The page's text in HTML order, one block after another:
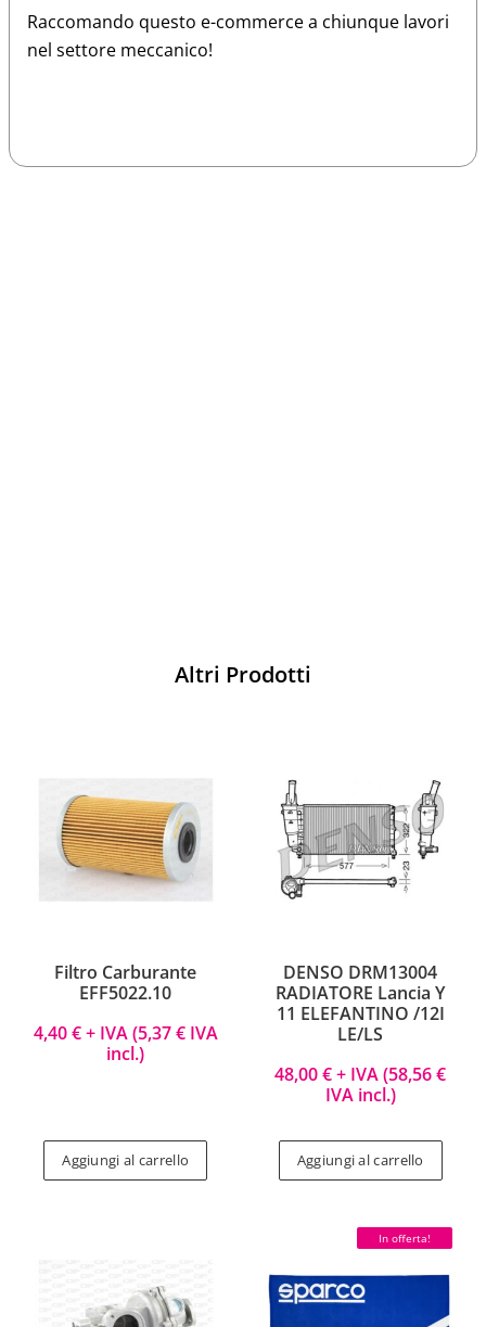
Raccomando questo e-commerce a chiunque lavori
nel settore meccanico!
Altri Prodotti
Filtro Carburante
EFF5022.10
4,40€+ IVA (5,37€IVA
incl.)
Aggiungi al carrello
DENSO DRM13004
RADIATORE Lancia Y
11 ELEFANTINO /12I
LE/LS
48,00€+ IVA (58,56€
IVA incl.)
Aggiungi al carrello
In offerta!